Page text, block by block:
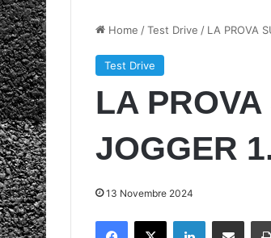
Home /Test Drive / LA PROVA
Test Drive
LA
JOGGER
13 Novembre 2024